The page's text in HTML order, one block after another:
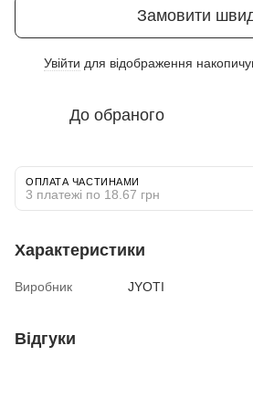
Замовити
Увійти для відображення
До обраного
ОПЛАТА ЧАСТИНАМИ
3 платежі по 18.67 грн
Характеристики
Виробник JYOTI
Відгуки